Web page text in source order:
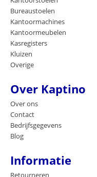
Bureaustoelen
Kantoormachines
Kantoormeubelen
Kasregisters
Kluizen
Overige
Over Kaptino
Over ons
Contact
Bedrijfsgegevens
Blog
Informatie
Retourneren